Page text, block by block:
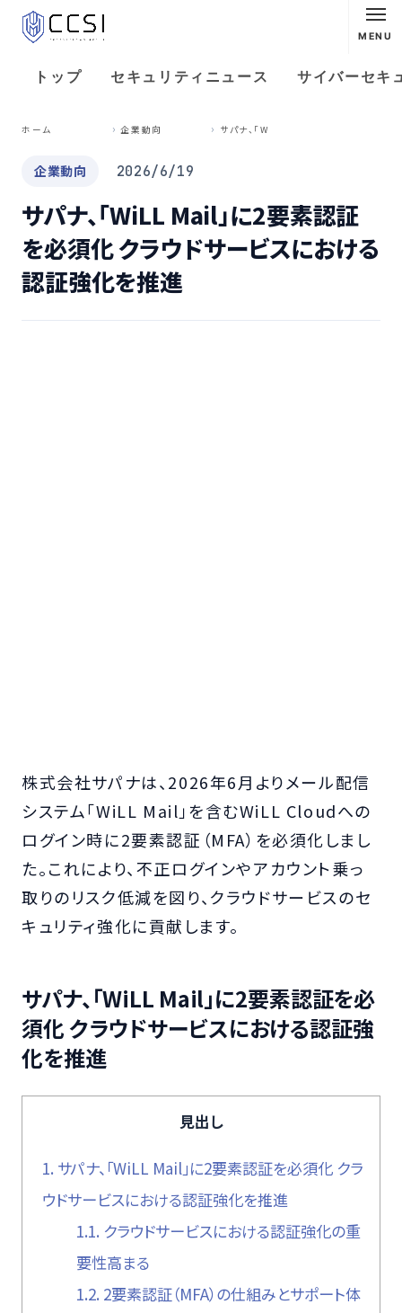
MENU
トップ セキュリティニュース サイバーセキ
ホーム 企業動向
企業動向 2026/6/19
サパナ、「WiLL Mail」に2要素認証
を必須化 クラウドサービスにおける
認証強化を推進
株式会社サパナは、2026年6月よりメール配信
システム「WiLL Mail」を含むWiLL Cloudへの
ログイン時に2要素認証（MFA）を必須化しまし
た。これにより、不正ログインやアカウント乗っ
取りのリスク低減を図り、クラウドサービスのセ
キュリティ強化に貢献します。
サパナ、「WiLL Mail」に2要素認証を必
須化 クラウドサービスにおける認証強
化を推進
見出し
1. サパナ、「WiLL Mail」に2要素認証を必須化 クラ
ウドサービスにおける認証強化を推進
1.1. クラウドサービスにおける認証強化の重
要性高まる
1.2. 2要素認証（MFA）の仕組みとサポート体